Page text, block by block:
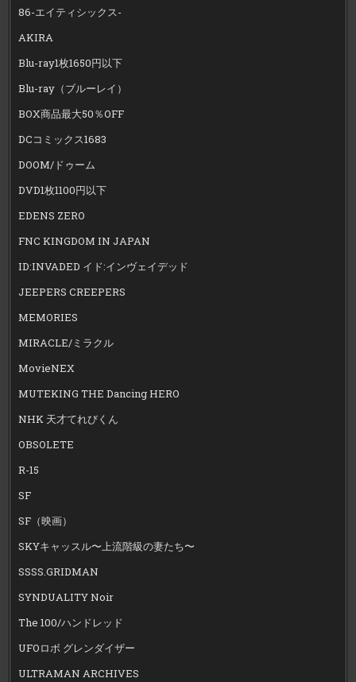
86-エイティシックス-
AKIRA
Blu-ray1枚1650円以下
Blu-ray（ブルーレイ）
BOX商品最大50％OFF
DCコミックス1683
DOOM/ドゥーム
DVD1枚1100円以下
EDENS ZERO
FNC KINGDOM IN JAPAN
ID:INVADED イド:インヴェイデッド
JEEPERS CREEPERS
MEMORIES
MIRACLE/ミラクル
MovieNEX
MUTEKING THE Dancing HERO
NHK 天才てれびくん
OBSOLETE
R-15
SF
SF（映画）
SKYキャッスル〜上流階級の妻たち〜
SSSS.GRIDMAN
SYNDUALITY Noir
The 100/ハンドレッド
UFOロボ グレンダイザー
ULTRAMAN ARCHIVES